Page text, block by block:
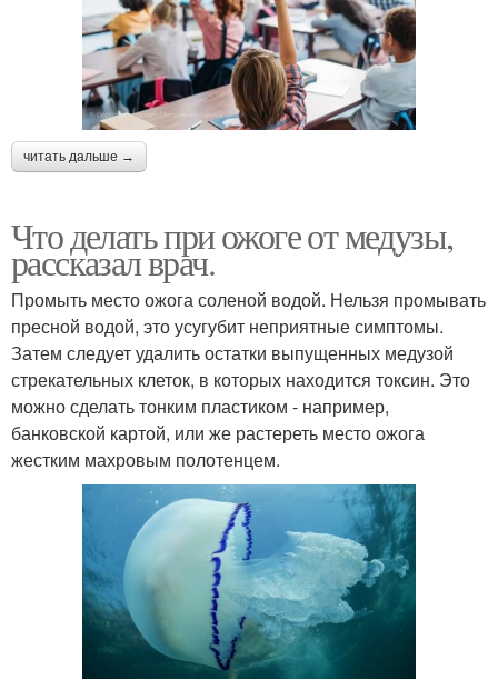
читать дальше →
Что делать при ожоге от медузы,
рассказал врач.
Промыть место ожога соленой водой. Нельзя промывать
пресной водой, это усугубит неприятные симптомы.
Затем следует удалить остатки выпущенных медузой
стрекательных клеток, в которых находится токсин. Это
можно сделать тонким пластиком - например,
банковской картой, или же растереть место ожога
жестким махровым полотенцем.